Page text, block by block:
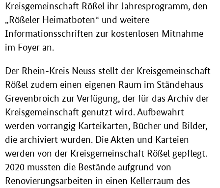
Kreisgemeinschaft Rößel ihr Jahresprogramm, den
„Rößeler Heimatboten“ und weitere
Informationsschriften zur kostenlosen Mitnahme
im Foyer an.
Der Rhein-Kreis Neuss stellt der Kreisgemeinschaft
Rößel zudem einen eigenen Raum im Ständehaus
Grevenbroich zur Verfügung, der für das Archiv der
Kreisgemeinschaft genutzt wird. Aufbewahrt
werden vorrangig Karteikarten, Bücher und Bilder,
die archiviert wurden. Die Akten und Karteien
werden von der Kreisgemeinschaft Rößel gepflegt.
2020 mussten die Bestände aufgrund von
Renovierungsarbeiten in einen Kellerraum des